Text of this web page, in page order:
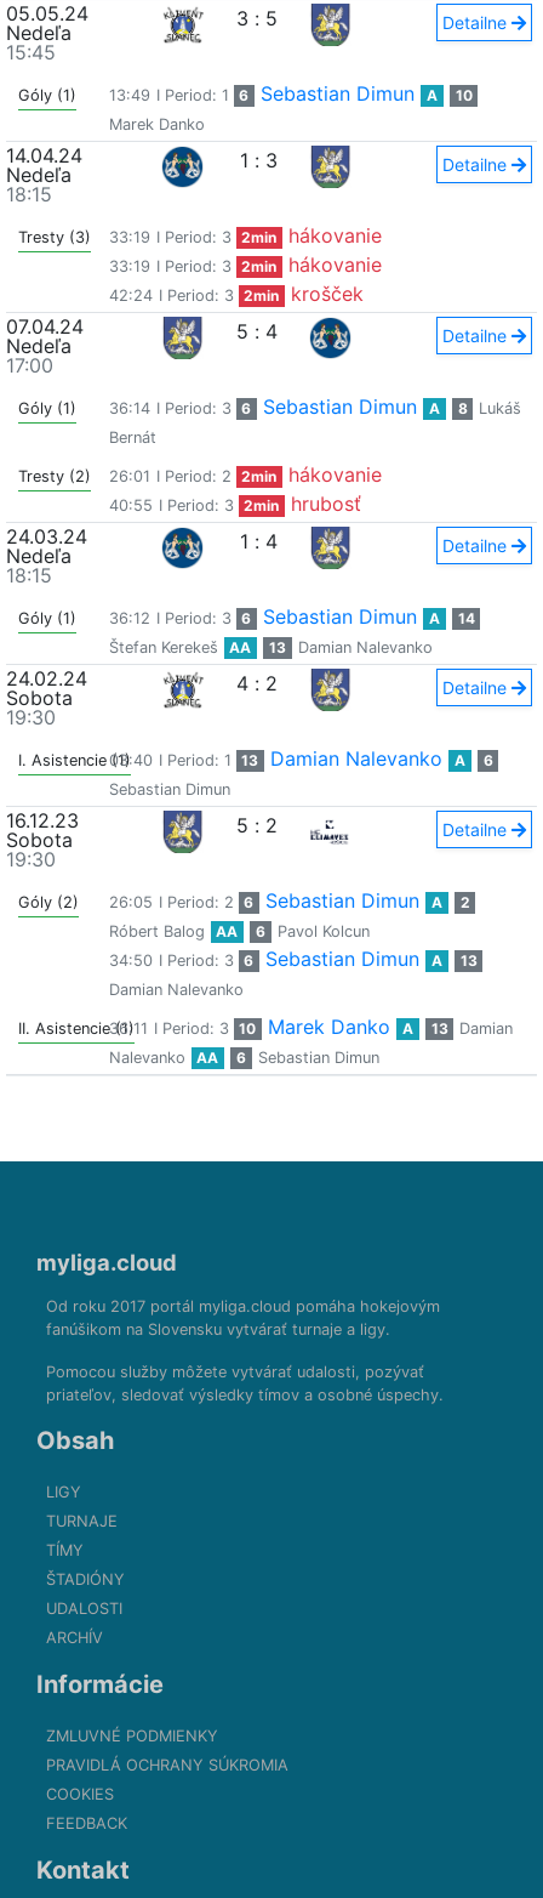
05.05.24
Nedeľa
15:45
3 : 5 Detailne
Góly (1) 13:49 I Period: 1 6 Sebastian Dimun A
10
Marek Danko
14.04.24
Nedeľa
18:15
1 : 3 Detailne
Tresty (3) 33:19 I Period: 3 2min hákovanie
33:19 I Period: 3 2min hákovanie
42:24 I Period: 3 2min
krošček
07.04.24
Nedeľa
17:00
5 : 4 Detailne
Góly (1) 36:14 I Period: 3 6 Sebastian Dimun A 8
Lukáš
Bernát
Tresty (2) 26:01 I Period: 2 2min hákovanie
40:55 I Period: 3 2min
hrubosť
24.03.24
Nedeľa
18:15
1 : 4 Detailne
Góly (1) 36:12 I Period: 3 6 Sebastian Dimun A
14
Štefan Kerekeš
AA 13 Damian Nalevanko
24.02.24
Sobota
19:30
4 : 2 Detailne
I. Asistencie (1)03:40 I Period: 1 13 Damian Nalevanko A
6
Sebastian Dimun
16.12.23
Sobota
19:30
5 : 2 Detailne
Góly (2) 26:05 I Period: 2 6 Sebastian Dimun A
2
Róbert Balog
AA 6
Pavol Kolcun
34:50 I Period: 3 6 Sebastian Dimun A
13
Damian Nalevanko
II. Asistencie (1)
36:11 I Period: 3 10 Marek Danko A 13
Damian
Nalevanko
AA 6 Sebastian Dimun
myliga.cloud
Od roku 2017 portál myliga.cloud pomáha hokejovým
fanúšikom na Slovensku vytvárať turnaje a ligy.
Pomocou služby môžete vytvárať udalosti, pozývať
priateľov, sledovať výsledky tímov a osobné úspechy.
Obsah
LIGY
TURNAJE
TÍMY
ŠTADIÓNY
UDALOSTI
ARCHÍV
Informácie
ZMLUVNÉ PODMIENKY
PRAVIDLÁ OCHRANY SÚKROMIA
COOKIES
FEEDBACK
Kontakt